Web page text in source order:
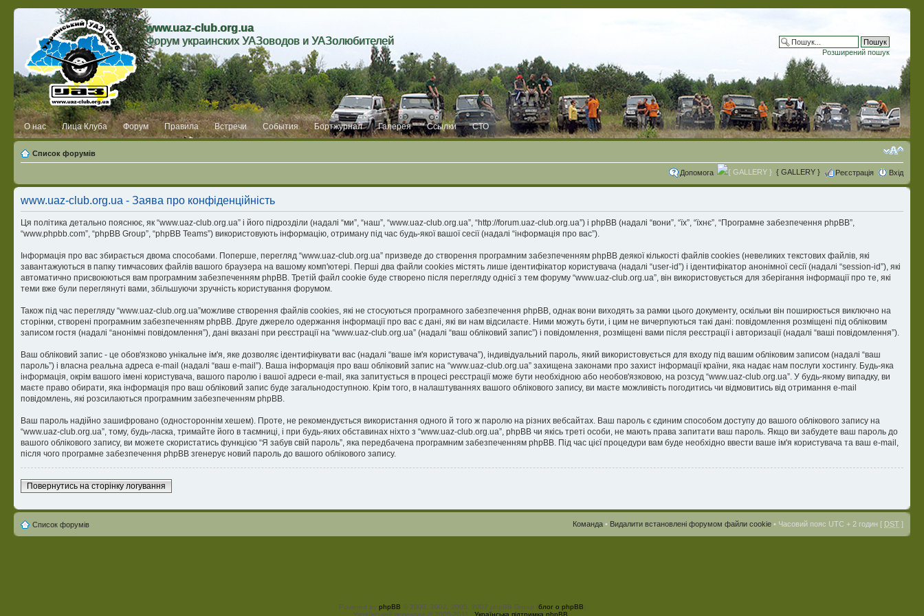
www.uaz-club.org.ua
Форум украинских УАЗоводов и УАЗолюбителей
Розширений пошук
О нас Лица Клуба Форум Правила Встречи События Бортжурнал Галерея Ссылки СТО
Список форумів
Допомога { GALLERY } Реєстрація Вхід
www.uaz-club.org.ua - Заява про конфіденційність
Ця політика детально пояснює, як “www.uaz-club.org.ua” і його підрозділи (надалі “ми”, “наш”, “www.uaz-club.org.ua”, “http://forum.uaz-club.org.ua”) і phpBB (надалі “вони”, “їх”, “їхнє”, “Програмне забезпечення phpBB”,
“www.phpbb.com”, “phpBB Group”, “phpBB Teams”) використовують інформацію, отриману під час будь-якої вашої сесії (надалі “інформація про вас”).
Інформація про вас збирається двома способами. Поперше, перегляд “www.uaz-club.org.ua” призведе до створення програмним забезпеченням phpBB деякої кількості файлів cookies (невеликих текстових файлів, які
завантажуються в папку тимчасових файлів вашого браузера на вашому комп'ютері. Перші два файли cookies містять лише ідентифікатор користувача (надалі “user-id”) і ідентифікатор анонімної сесії (надалі “session-id”), які
автоматично присвоюються вам програмним забезпеченням phpBB. Третій файл cookie буде створено після перегляду однієї з тем форуму “www.uaz-club.org.ua”, він використовується для зберігання інформації про те, які
теми вже були переглянуті вами, збільшуючи зручність користування форумом.
Також під час перегляду “www.uaz-club.org.ua”можливе створення файлів cookies, які не стосуються програмного забезпечення phpBB, однак вони виходять за рамки цього документу, оскільки він поширюється виключно на
сторінки, створені програмним забезпеченням phpBB. Друге джерело одержання інформації про вас є дані, які ви нам відсилаєте. Ними можуть бути, і цим не вичерпуються такі дані: повідомлення розміщені під обліковим
записом гостя (надалі “анонімні повідомлення”), дані вказані при реєстрації на “www.uaz-club.org.ua” (надалі “ваш обліковий запис”) і повідомлення, розміщені вами після реєстрації і авторизації (надалі “ваші повідомлення”).
Ваш обліковий запис - це обов'язково унікальне ім'я, яке дозволяє ідентифікувати вас (надалі “ваше ім'я користувача”), індивідуальний пароль, який використовується для входу під вашим обліковим записом (надалі “ваш
пароль”) і власна реальна адреса e-mail (надалі “ваш e-mail”). Ваша інформація про ваш обліковий запис на “www.uaz-club.org.ua” захищена законами про захист інформації країни, яка надає нам послуги хостингу. Будь-яка
інформація, окрім вашого імені користувача, вашого паролю і вашої адреси e-mail, яка запитується в процесі реєстрації може бути необхідною або необов'язковою, на розсуд “www.uaz-club.org.ua”. У будь-якому випадку, ви
маєте право обирати, яка інформація про ваш обліковий запис буде загальнодоступною. Крім того, в налаштуваннях вашого облікового запису, ви маєте можливість погодитись чи відмовитись від отримання e-mail
повідомлень, які розсилаються програмним забезпеченням phpBB.
Ваш пароль надійно зашифровано (одностороннім хешем). Проте, не рекомендується використання одного й того ж паролю на різних вебсайтах. Ваш пароль є єдиним способом доступу до вашого облікового запису на
“www.uaz-club.org.ua”, тому, будь-ласка, тримайте його в таємниці, і при будь-яких обставинах ніхто з “www.uaz-club.org.ua”, phpBB чи якісь треті особи, не мають права запитати ваш пароль. Якщо ви забудете ваш пароль до
вашого облікового запису, ви можете скористатись функцією “Я забув свій пароль”, яка передбачена програмним забезпеченням phpBB. Під час цієї процедури вам буде необхідно ввести ваше ім'я користувача та ваш e-mail,
після чого програмне забезпечення phpBB згенерує новий пароль до вашого облікового запису.
Повернутись на сторінку логування
Список форумів Команда • Видалити встановлені форумом файли cookie • Часовий пояс UTC + 2 годин [ DST ]
Powered by phpBB © 2000, 2002, 2005, 2007 phpBB Group (блог о phpBB)
Український переклад © 2005-2011
Українська підтримка phpBB